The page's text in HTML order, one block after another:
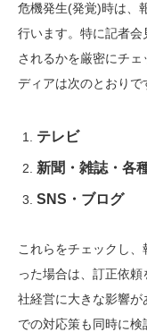
危機発生(発覚)時は、
行います。特に記者
されるかを厳密にチ
ディアは次のとおりで
テレビ
新聞・雑誌・各
SNS・ブログ
これらをチェックし
った場合は、訂正依
社経営に大きな影響
での対応策も同時に